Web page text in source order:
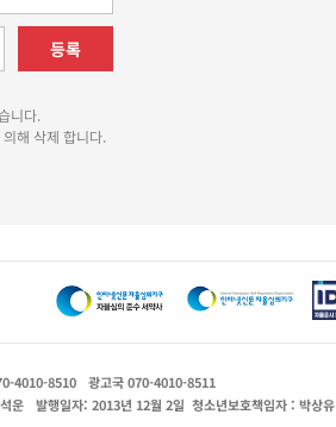
등록
니다.
해 삭제 합니다.
4010-8510
광고국 070-4010-8511
운 발행일자: 2013년 12월 2일 청소년보호책임자 : 박상유